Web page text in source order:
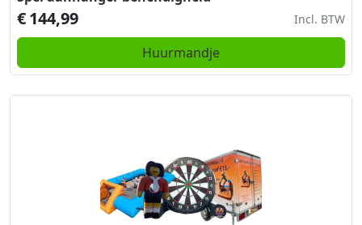
€144,99 Incl. BTW
Huurmandje